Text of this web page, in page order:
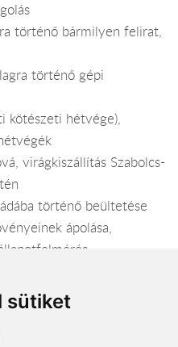
sütiket
történő bármilyen felirat,
történő gépi
kötészeti hétvége),
virágkiszállítás Szabolcs-
történő beültetése
ápolása,